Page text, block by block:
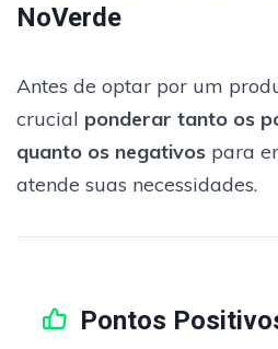
NoVerde
Antes de optar por um
crucial ponderar tanto os
quanto os negativos para
atende suas necessidades.
Pontos